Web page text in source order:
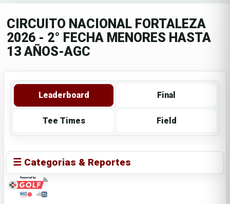
CIRCUITO NACIONAL FORTALEZA
2026 - 2° FECHA MENORES HASTA
13 AÑOS-AGC
Leaderboard Final
Tee Times Field
☰ Categorias & Reportes